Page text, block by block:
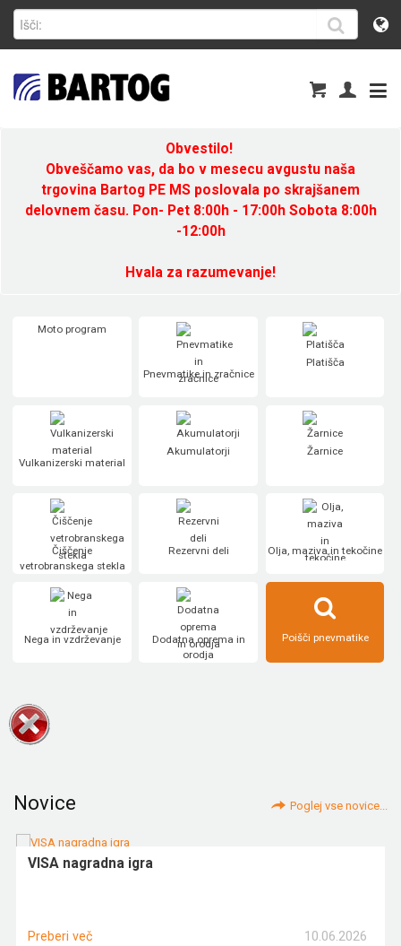
Obvestilo!
Obveščamo vas, da bo v mesecu avgustu naša
trgovina Bartog PE MS poslovala po skrajšanem
delovnem času. Pon- Pet 8:00h - 17:00h Sobota 8:00h
-12:00h
Hvala za razumevanje!
Moto program
Pnevmatike in zračnice
Platišča
Vulkanizerski material
Akumulatorji Žarnice
Čiščenje
vetrobranskega stekla
Rezervni deli Olja, maziva in tekočine
Nega in vzdrževanje
Dodatna oprema in
orodja
Poišči pnevmatike
Novice Poglej vse novice...
VISA nagradna igra
10.06.2026
Preberi več